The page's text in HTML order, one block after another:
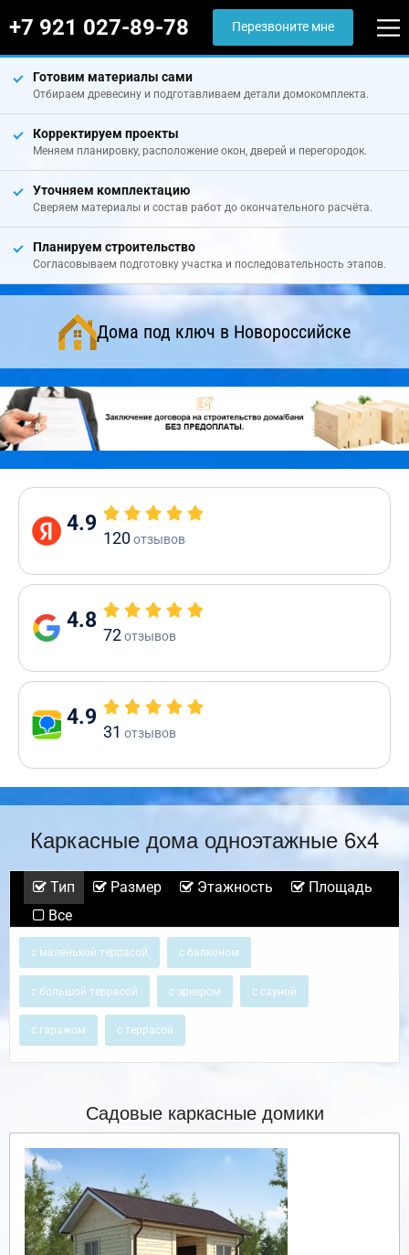
+7 921 027-89-78 Перезвоните мне
Готовим материалы сами
Отбираем древесину и подготавливаем детали домокомплекта.
Корректируем проекты
Меняем планировку, расположение окон, дверей и перегородок.
Уточняем комплектацию
Сверяем материалы и состав работ до окончательного расчёта.
Планируем строительство
Согласовываем подготовку участка и последовательность этапов.
Дома под ключ в Новороссийске
4.9
120отзывов
4.8
72отзывов
4.9
31 отзывов
Каркасные дома одноэтажные 6х4
Тип Размер Этажность
Площадь
Все
с маленькой террасой с балконом
с большой террасой с эркером с сауной
с гаражом с террасой
Садовые каркасные домики